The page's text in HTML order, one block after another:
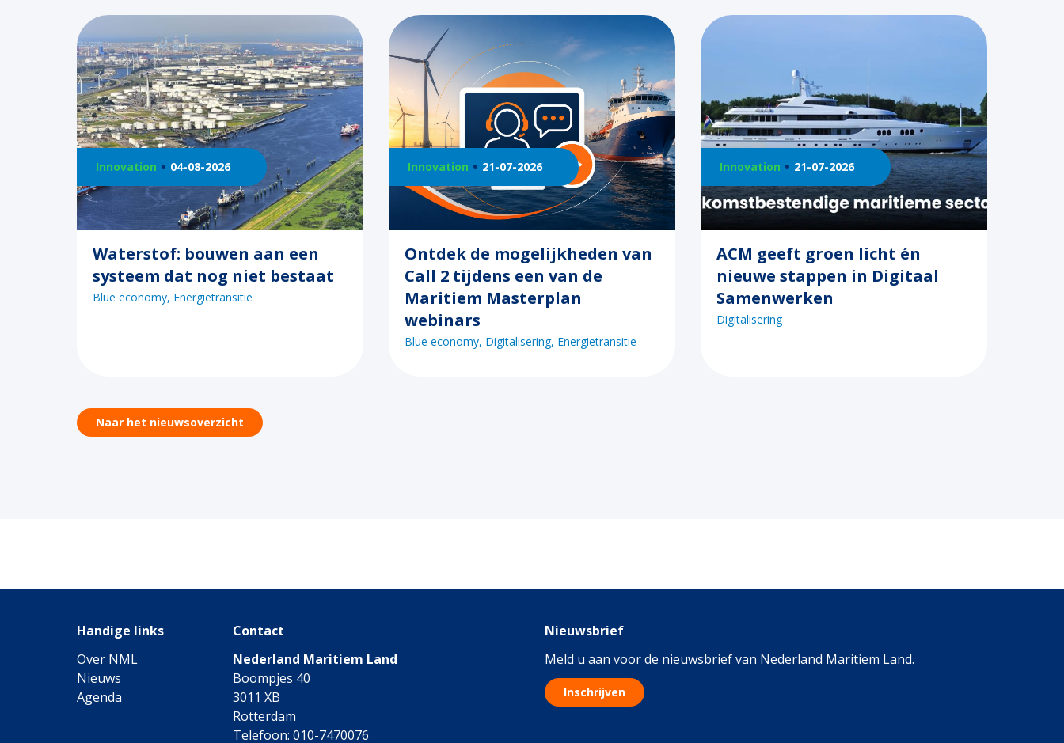
Innovation 04-08-2026
Waterstof: bouwen aan een
systeem dat nog niet bestaat
Blue economy Energietransitie
Innovation 21-07-2026
Ontdek de mogelijkheden van
Call 2 tijdens een van de
Maritiem Masterplan
webinars
Blue economy Digitalisering Energietransitie
Innovation 21-07-2026
ACM geeft groen licht én
nieuwe stappen in Digitaal
Samenwerken
Digitalisering
Naar het nieuwsoverzicht
Handige links
Over NML
Nieuws
Agenda
Contact
Nederland Maritiem Land
Boompjes 40
3011 XB
Rotterdam
Telefoon: 010-7470076
Nieuwsbrief
Meld u aan voor de nieuwsbrief van Nederland Maritiem Land.
Inschrijven